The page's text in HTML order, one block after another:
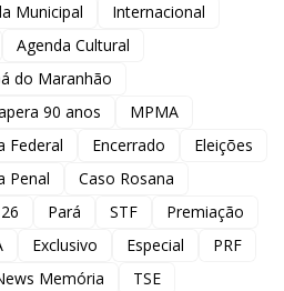
Municipal
Internacional
Agenda Cultural
do Maranhão
90 anos
MPMA
Federal
Encerrado
Eleições
Penal
Caso Rosana
Pará STF
Premiação
Exclusivo Especial
PRF
Memória
TSE